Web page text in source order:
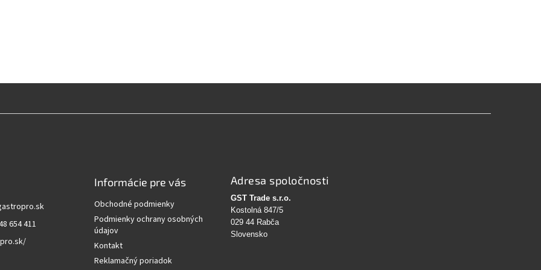
654 411
Informácie pre vás
Obchodné podmienky
Podmienky ochrany osobných
údajov
Kontakt
Reklamačný poriadok
Adresa spoločnosti
GST Trade s.r.o.
Kostolná 847/5
029 44 Rabča
Slovensko